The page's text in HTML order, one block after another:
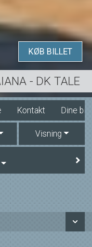
- DK TALE
KØB BILLET
Kontakt Dine
Visning